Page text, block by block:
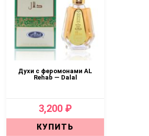
Духи с феромонами AL
Rehab — Dalal
3,200 ₽
КУПИТЬ